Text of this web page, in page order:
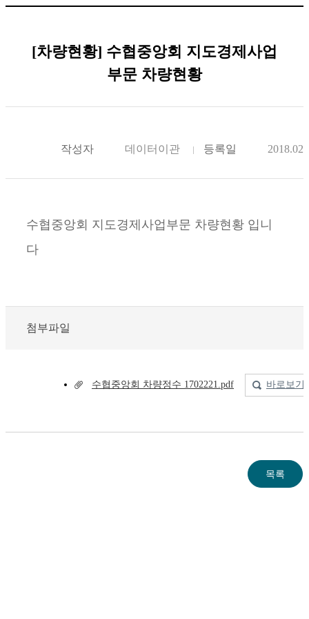
[차량현황] 수협중앙회 지도경제사업
부문 차량현황
작성자 데이터이관 등록일
수협중앙회 지도경제사업부문 차량현황 입니
다
첨부파일
수협중앙회 차량정수 1702221.pdf 바로보기